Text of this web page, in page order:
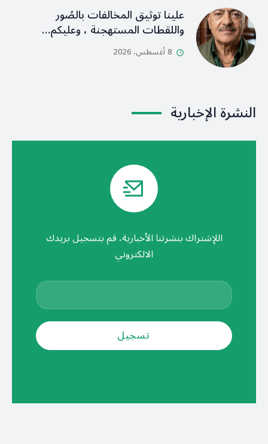
علينا توثيق المخالفات بالصُور
واللقطات المستهجنة ، وعليكم…
8 أغسطس، 2026
النشرة الإخبارية
اللإشتراك بنشرتنا الأخبارية، قم بتسجيل بريدك
الالكتروني